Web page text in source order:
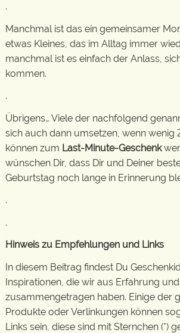
.
Manchmal ist das ein gemeinsamer
etwas Kleines, das im Alltag immer
manchmal ist es einfach der Anlass,
kommen.
.
Übrigens… Viele der nachfolgend
sich auch dann umsetzen, wenn wenig
können zum Last-Minute-Geschenk
wünschen Dir, dass Dir und Deiner
Geburtstag noch lange in Erinnerung
.
.
Hinweis zu Empfehlungen und Links
In diesem Beitrag findest Du
Inspirationen, die wir aus Erfahrung
zusammengetragen haben. Einige der
Produkte oder Verlinkungen können
Links sein, diese sind mit Sternchen (*)